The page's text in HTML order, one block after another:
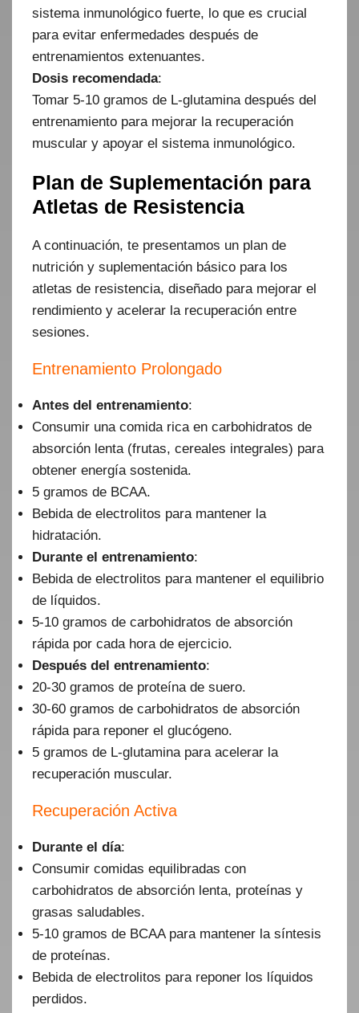
sistema inmunológico fuerte, lo que es crucial
para evitar enfermedades después de
entrenamientos extenuantes.
Dosis recomendada:
Tomar 5-10 gramos de L-glutamina después del
entrenamiento para mejorar la recuperación
muscular y apoyar el sistema inmunológico.
Plan de Suplementación para
Atletas de Resistencia
A continuación, te presentamos un plan de
nutrición y suplementación básico para los
atletas de resistencia, diseñado para mejorar el
rendimiento y acelerar la recuperación entre
sesiones.
Entrenamiento Prolongado
Antes del entrenamiento:
Consumir una comida rica en carbohidratos de
absorción lenta (frutas, cereales integrales) para
obtener energía sostenida.
5 gramos de BCAA.
Bebida de electrolitos para mantener la
hidratación.
Durante el entrenamiento:
Bebida de electrolitos para mantener el equilibrio
de líquidos.
5-10 gramos de carbohidratos de absorción
rápida por cada hora de ejercicio.
Después del entrenamiento:
20-30 gramos de proteína de suero.
30-60 gramos de carbohidratos de absorción
rápida para reponer el glucógeno.
5 gramos de L-glutamina para acelerar la
recuperación muscular.
Recuperación Activa
Durante el día:
Consumir comidas equilibradas con
carbohidratos de absorción lenta, proteínas y
grasas saludables.
5-10 gramos de BCAA para mantener la síntesis
de proteínas.
Bebida de electrolitos para reponer los líquidos
perdidos.